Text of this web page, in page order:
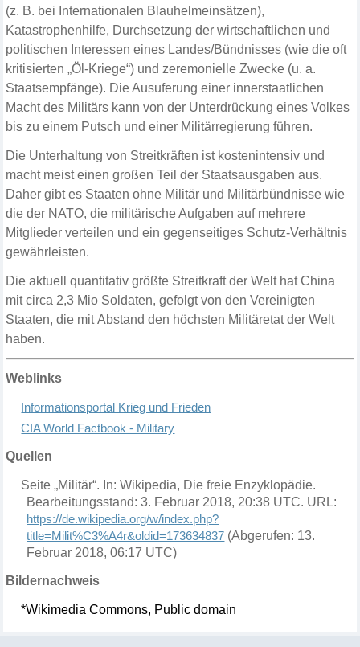
(z. B. bei Internationalen Blauhelmeinsätzen),
Katastrophenhilfe, Durchsetzung der wirtschaftlichen und
politischen Interessen eines Landes/Bündnisses (wie die oft
kritisierten „Öl-Kriege“) und zeremonielle Zwecke (u. a.
Staatsempfänge). Die Ausuferung einer innerstaatlichen
Macht des Militärs kann von der Unterdrückung eines Volkes
bis zu einem Putsch und einer Militärregierung führen.
Die Unterhaltung von Streitkräften ist kostenintensiv und
macht meist einen großen Teil der Staatsausgaben aus.
Daher gibt es Staaten ohne Militär und Militärbündnisse wie
die der NATO, die militärische Aufgaben auf mehrere
Mitglieder verteilen und ein gegenseitiges Schutz-Verhältnis
gewährleisten.
Die aktuell quantitativ größte Streitkraft der Welt hat China
mit circa 2,3 Mio Soldaten, gefolgt von den Vereinigten
Staaten, die mitAbstand den höchsten Militäretatder Welt
haben.
Weblinks
Informationsportal Krieg und Frieden
CIA World Factbook - Military
Quellen
Seite „Militär“. In: Wikipedia, Die freie Enzyklopädie.
Bearbeitungsstand: 3. Februar 2018, 20:38 UTC. URL:
https://de.wikipedia.org/w/index.php?
title=Milit%C3%A4r&oldid=173634837 (Abgerufen: 13.
Februar 2018, 06:17 UTC)
Bildernachweis
*Wikimedia Commons, Public domain